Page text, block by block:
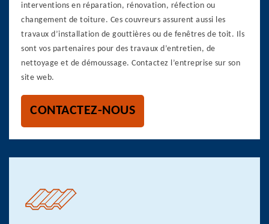
interventions en réparation, rénovation, réfection ou
changement de toiture. Ces couvreurs assurent aussi les
travaux d’installation de gouttières ou de fenêtres de toit. Ils
sont vos partenaires pour des travaux d’entretien, de
nettoyage et de démoussage. Contactez l’entreprise sur son
site web.
CONTACTEZ-NOUS